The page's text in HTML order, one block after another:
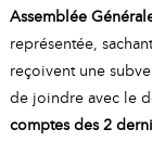
Assemblée
représentée,
reçoivent une
de joindre avec le
comptes des 2